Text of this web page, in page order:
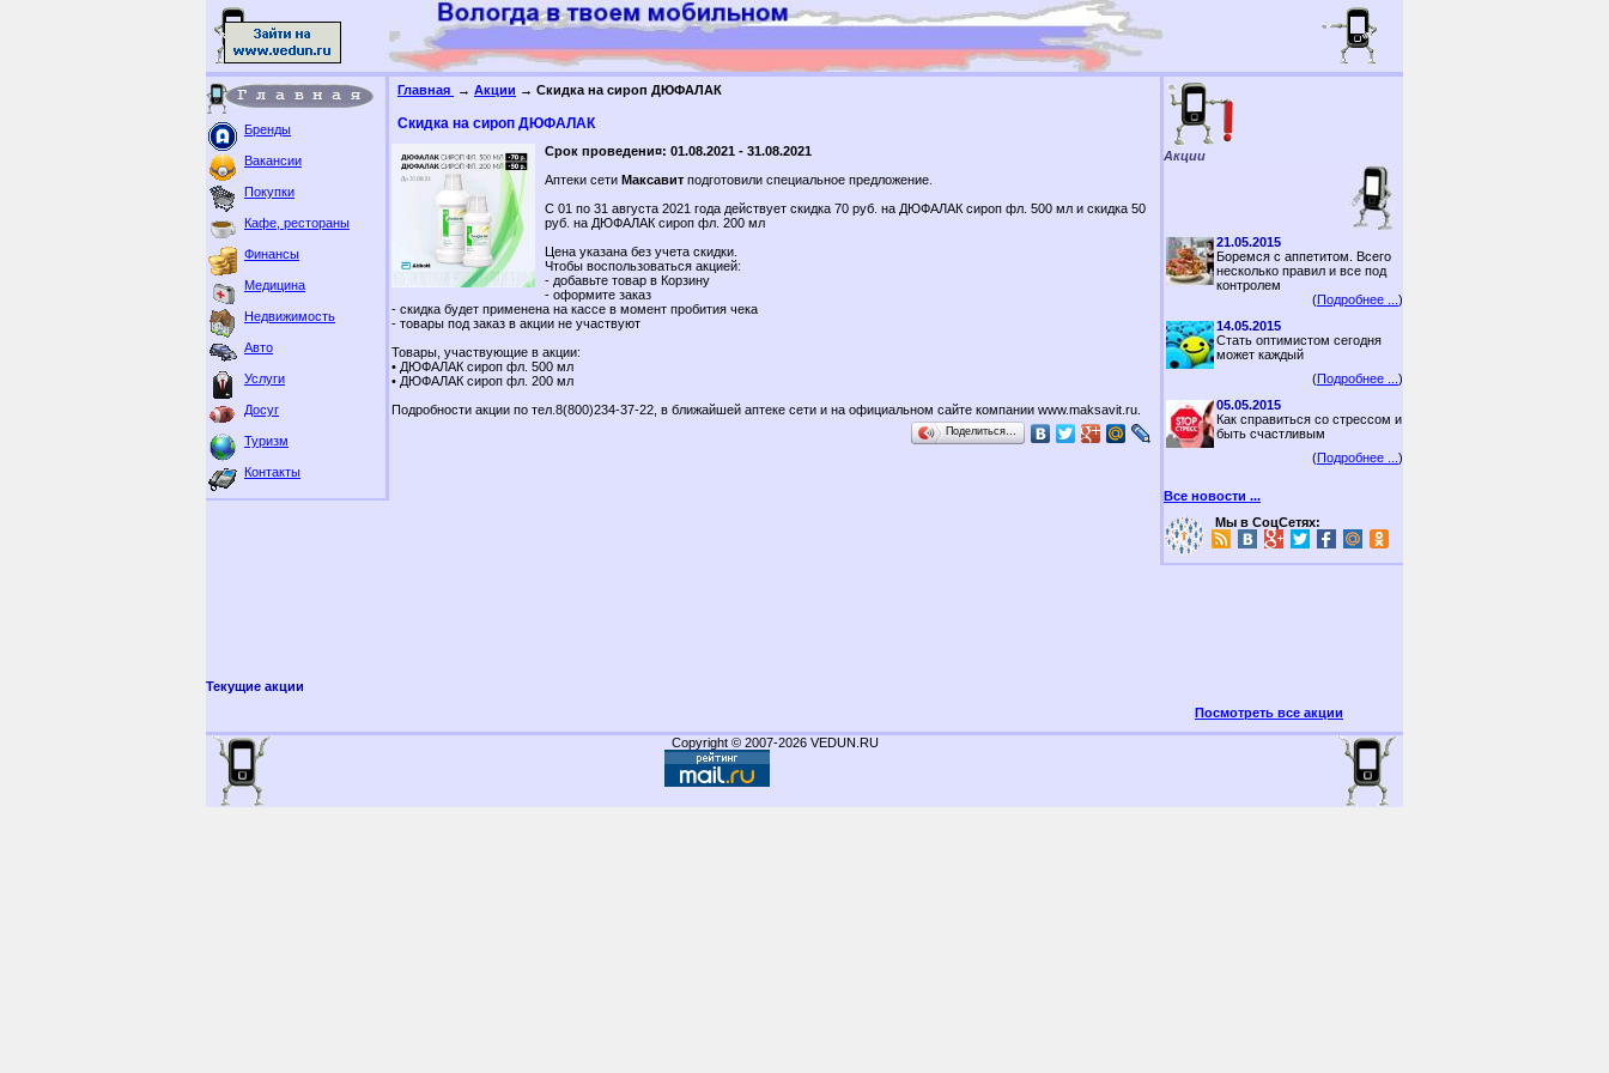
Бренды
Вакансии
Покупки
Кафе, рестораны
Финансы
Медицина
Недвижимость
Авто
Услуги
Досуг
Туризм
Контакты
Главная → Акции → Скидка на сироп ДЮФАЛАК
Скидка на сироп ДЮФАЛАК
Срок проведени¤: 01.08.2021 - 31.08.2021
Аптеки сети Максавит подготовили специальное предложение.
С 01 по 31 августа 2021 года действует скидка 70 руб. на ДЮФАЛАК сироп фл. 500 мл и скидка 50
руб. на ДЮФАЛАК сироп фл. 200 мл
Цена указана без учета скидки.
Чтобы воспользоваться акцией:
- добавьте товар в Корзину
- оформите заказ
- скидка будет применена на кассе в момент пробития чека
- товары под заказ в акции не участвуют
Товары, участвующие в акции:
• ДЮФАЛАК сироп фл. 500 мл
• ДЮФАЛАК сироп фл. 200 мл
Подробности акции по тел.8(800)234-37-22, в ближайшей аптеке сети и на официальном сайте компании www.maksavit.ru.
Поделиться…
Акции
21.05.2015
Боремся с аппетитом. Всего
несколько правил и все под
контролем
(Подробнее ... )
14.05.2015
Стать оптимистом сегодня
может каждый
(Подробнее ... )
05.05.2015
Как справиться со стрессом и
быть счастливым
(Подробнее ... )
Все новости ...
Мы в СоцСетях:
Текущие акции
Посмотреть все акции
Copyright © 2007-2026 VEDUN.RU